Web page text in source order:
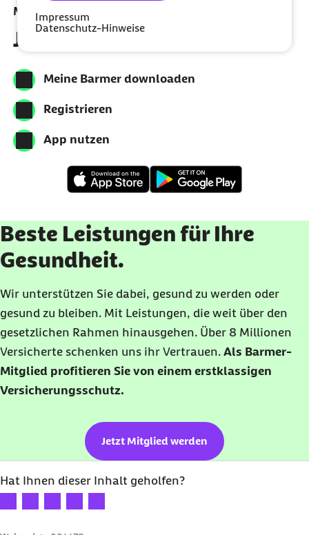
Impressum
Datenschutz-Hinweise
Meine Barmer per App nutzen
Jetzt herunterladen
Meine Barmer downloaden
Registrieren
App nutzen
Beste Leistungen für Ihre
Gesundheit.
Wir unterstützen Sie dabei, gesund zu werden oder
gesund zu bleiben. Mit Leistungen, die weit über den
gesetzlichen Rahmen hinausgehen. Über 8 Millionen
Versicherte schenken uns ihr Vertrauen. Als Barmer-
Mitglied profitieren Sie von einem erstklassigen
Versicherungsschutz.
Jetzt Mitglied werden
Hat Ihnen dieser Inhalt geholfen?
Ihre Bewertung: 1 Stern
Ihre Bewertung: 2 Sterne
Ihre Bewertung: 3 Sterne
Ihre Bewertung: 4 Sterne
Ihre Bewertung: 5 Sterne